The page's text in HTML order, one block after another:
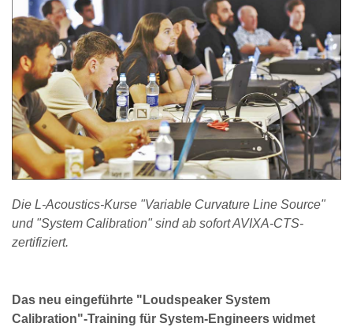
Die L-Acoustics-Kurse "Variable Curvature Line Source"
und "System Calibration" sind ab sofort AVIXA-CTS-
zertifiziert.
Das neu eingeführte "Loudspeaker System
Calibration"-Training für System-Engineers widmet